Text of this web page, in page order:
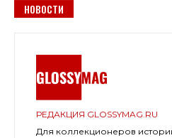
НОВОСТИ
РЕДАКЦИЯ GLOSSYMAG.RU
Для коллекционеров